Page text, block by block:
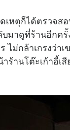
เหตุก็ได้ตรวจส
มาดูที่ร้านอีกค
กล้าเกรงว่าเ
ร้านโต๊ะเก้าอี้